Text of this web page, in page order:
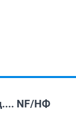
NF/НФ